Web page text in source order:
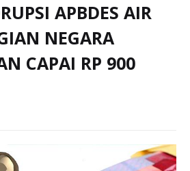
APBDES AIR
NEGARA
CAPAI RP 900